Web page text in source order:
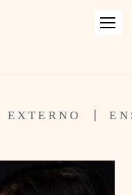
EXTERNO